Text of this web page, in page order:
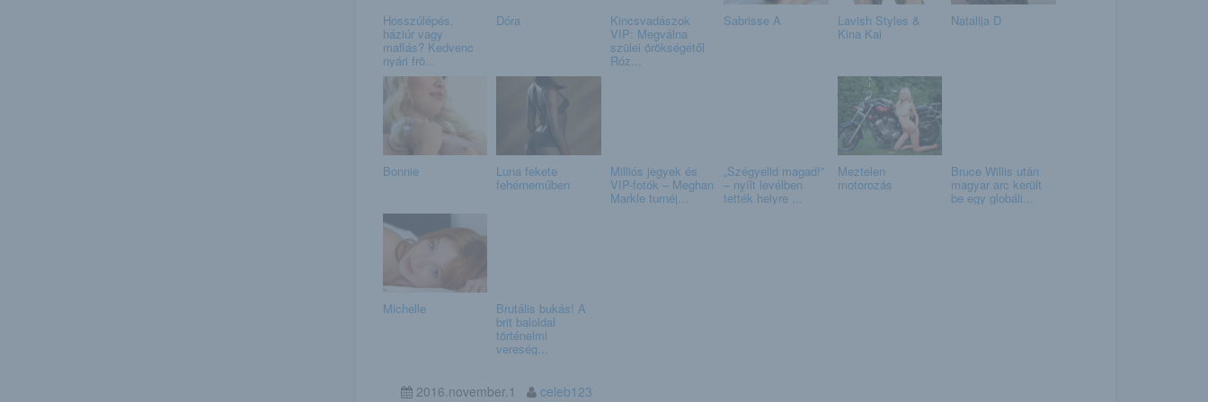
Hosszúlépés,
háziúr vagy
maflás? Kedvenc
nyári frö...
Dóra Kincsvadászok
VIP: Megválna
szülei örökségétől
Róz...
Sabrisse A Lavish Styles &
Kina Kai
Natalija D
Bonnie Luna fekete
fehérneműben
Milliós jegyek és
VIP-fotók – Meghan
Markle turnéj...
„Szégyelld magad!”
– nyílt levélben
tették helyre ...
Meztelen
motorozás
Bruce Willis után
magyar arc került
be egy globáli...
Michelle Brutális bukás! A
brit baloldal
történelmi
vereség...
2016.november.1 celeb123